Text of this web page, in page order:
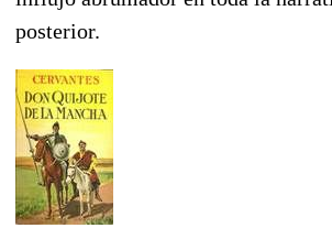
posterior.